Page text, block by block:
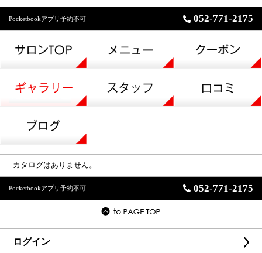
Pocketbookアプリ予約不可 052-771-2175
カタログはありません。
Pocketbookアプリ予約不可 052-771-2175
ログイン